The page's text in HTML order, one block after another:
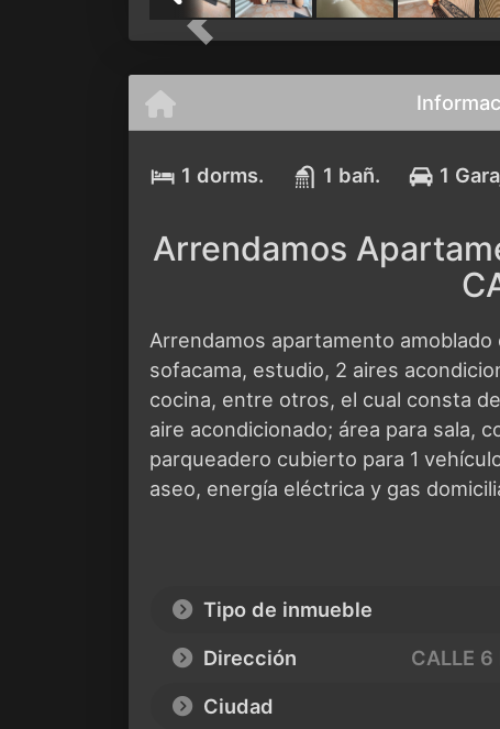
Previous
1 dorms. 1 bañ. 1
Arrendamos
Arrendamos apartamento
sofacama, estudio, 2 aires
cocina, entre otros, el cual consta
aire acondicionado; área para sala,
parqueadero cubierto para 1
aseo, energía eléctrica y gas
Tipo de inmueble
Dirección
CALLE 6
Ciudad